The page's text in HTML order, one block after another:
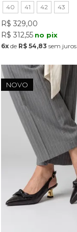
40 41 42 43
R$ 329,00
R$ 312,55 no pix
6xde R$ 54,83 sem juros
NOVO